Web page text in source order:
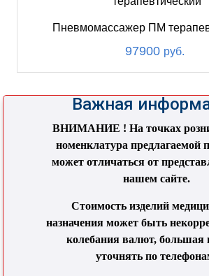
Пневмомассажер ПМ
97900 руб.
Важная
ВНИМАНИЕ ! На точках
номенклатура предлагаемой
может отличаться от
нашем сайте.
Стоимость изделий
назначения может быть
колебания валют, большая
уточнять по